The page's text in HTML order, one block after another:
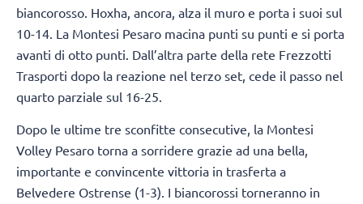
biancorosso. Hoxha, ancora, alza il muro e porta i suoi sul
10-14. La Montesi Pesaro macina punti su punti e si porta
avanti di otto punti. Dall’altra parte della rete Frezzotti
Trasporti dopo la reazione nel terzo set, cede il passo nel
quarto parziale sul 16-25.
Dopo le ultime tre sconfitte consecutive, la Montesi
Volley Pesaro torna a sorridere grazie ad una bella,
importante e convincente vittoria in trasferta a
Belvedere Ostrense (1-3). I biancorossi torneranno in